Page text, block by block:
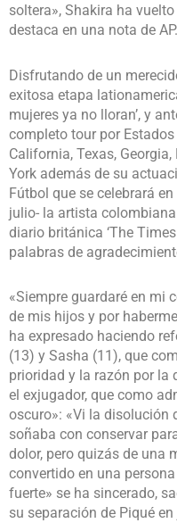
soltera», Shakira ha
destaca en una nota de AP.
Disfrutando de un
exitosa etapa
mujeres ya no lloran’, y
completo tour por
California, Texas,
York además de su
Fútbol que se celebrará
julio- la artista
diario británica ‘The
palabras de
«Siempre guardaré en mi
de mis hijos y por
ha expresado haciendo
(13) y Sasha (11), que
prioridad y la razón por la
el exjugador, que como
oscuro»: «Vi la
soñaba con conservar
dolor, pero quizás de una
convertido en una
fuerte» se ha sincerado,
su separación de Piqué